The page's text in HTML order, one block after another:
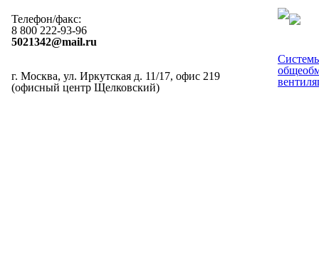
Телефон/факс:
8 800 222-93-96
5021342@mail.ru
г. Москва, ул. Иркутская д. 11/17, офис 219
(офисный центр Щелковский)